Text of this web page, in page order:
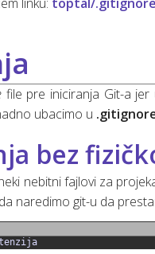
file pre iniciranja Git-a
ubacimo u
bez
nebitni fajlovi za
naredimo git-u da